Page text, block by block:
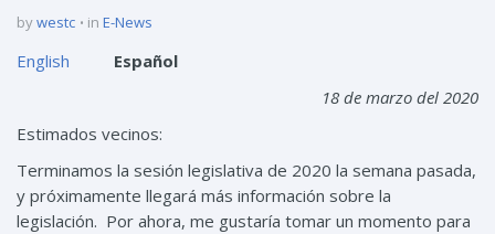
bywestc in E-News
English
Español
18 de marzo del 2020
Estimados vecinos:
Terminamos la sesión legislativa de 2020 la semana pasada,
y próximamente llegará más información sobre la
legislación. Por ahora, me gustaría tomar un momento para